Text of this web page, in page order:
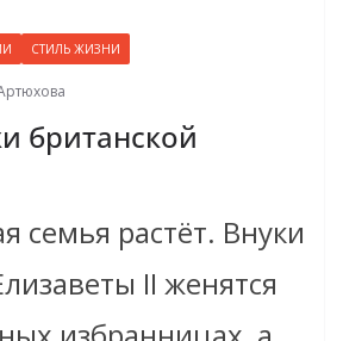
СТИЛЬ ЖИЗНИ
британской
семья растёт. Внуки
II женятся